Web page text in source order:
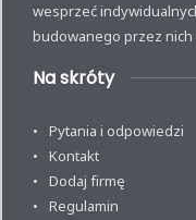
wesprzeć
budowanego przez nich
Na skróty
Pytania i odpowiedzi
Kontakt
Dodaj firmę
Regulamin